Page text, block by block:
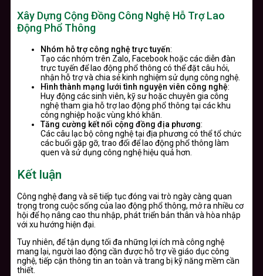
Xây Dựng Cộng Đồng Công Nghệ Hỗ Trợ Lao
Động Phổ Thông
Nhóm hỗ trợ công nghệ trực tuyến:
Tạo các nhóm trên Zalo, Facebook hoặc các diễn đàn
trực tuyến để lao động phổ thông có thể đặt câu hỏi,
nhận hỗ trợ và chia sẻ kinh nghiệm sử dụng công nghệ.
Hình thành mạng lưới tình nguyện viên công nghệ:
Huy động các sinh viên, kỹ sư hoặc chuyên gia công
nghệ tham gia hỗ trợ lao động phổ thông tại các khu
công nghiệp hoặc vùng khó khăn.
Tăng cường kết nối cộng đồng địa phương:
Các câu lạc bộ công nghệ tại địa phương có thể tổ chức
các buổi gặp gỡ, trao đổi để lao động phổ thông làm
quen và sử dụng công nghệ hiệu quả hơn.
Kết luận
Công nghệ đang và sẽ tiếp tục đóng vai trò ngày càng quan
trọng trong cuộc sống của lao động phổ thông, mở ra nhiều cơ
hội để họ nâng cao thu nhập, phát triển bản thân và hòa nhập
với xu hướng hiện đại.
Tuy nhiên, để tận dụng tối đa những lợi ích mà công nghệ
mang lại, người lao động cần được hỗ trợ về giáo dục công
nghệ, tiếp cận thông tin an toàn và trang bị kỹ năng mềm cần
thiết.